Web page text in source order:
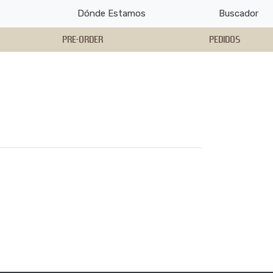
Dónde Estamos Buscador
PRE-ORDER PEDIDOS